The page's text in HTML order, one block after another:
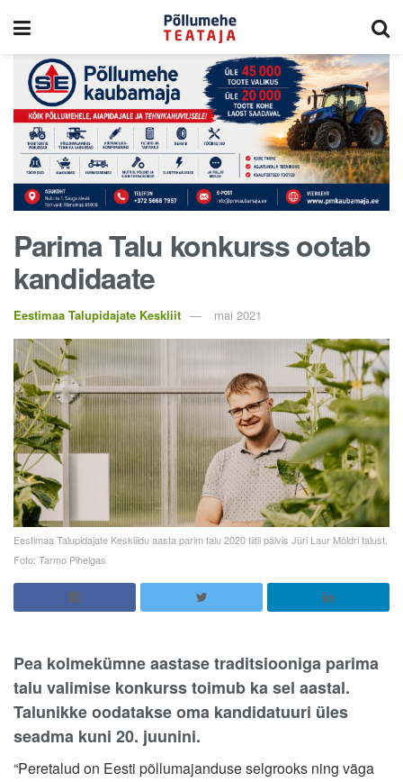
Parima Talu konkurss ootab
kandidaate
Eestimaa Talupidajate Keskliit mai 2021
Eestimaa Talupidajate Keskliidu aasta parim talu 2020 tiitli pälvis Jüri Laur Möldri talust.
Foto: Tarmo Pihelgas
Pea kolmekümne aastase traditsiooniga parima
talu valimise konkurss toimub ka sel aastal.
Talunikke oodatakse oma kandidatuuri üles
seadma kuni 20. juunini.
“Peretalud on Eesti põllumajanduse selgrooks ning väga